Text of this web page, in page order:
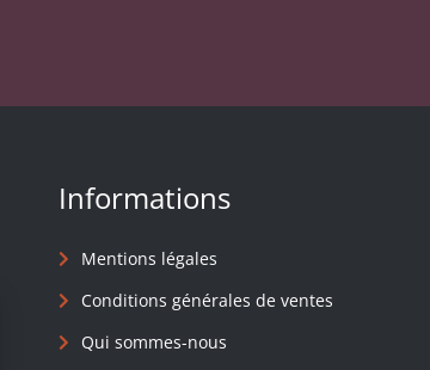
Informations
Mentions légales
Conditions générales de ventes
Qui sommes-nous